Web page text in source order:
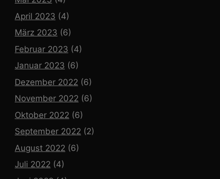
April 2023 (4)
März 2023 (6)
Februar 2023 (4)
Januar 2023 (6)
Dezember 2022 (6)
November 2022 (6)
Oktober 2022 (6)
September 2022 (2)
August 2022 (6)
Juli 2022 (4)